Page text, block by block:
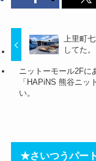
上里町
してた。
ニットーモール2Fに
「HAPiNS 熊谷ニッ
い。
★さいつうパー